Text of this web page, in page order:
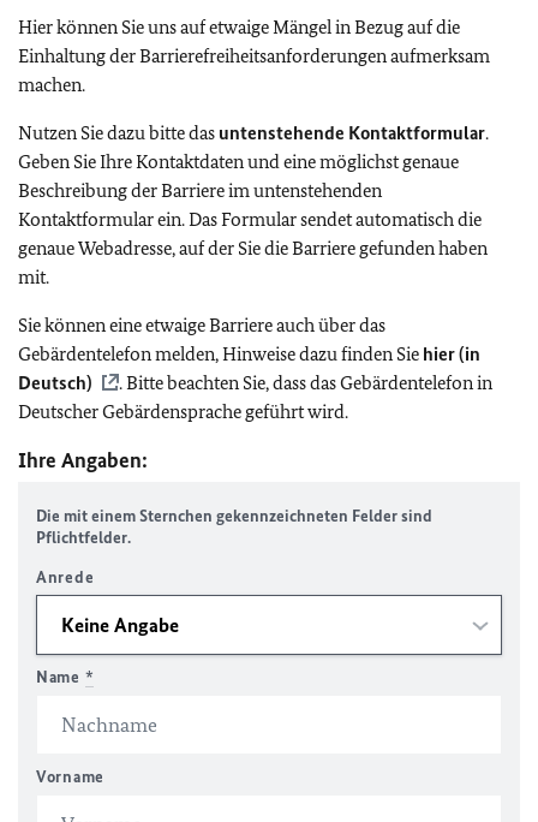
Hier können Sie uns auf etwaige Mängel in Bezug auf die
Einhaltung der Barrierefreiheitsanforderungen aufmerksam
machen.
Nutzen Sie dazu bitte das untenstehende Kontaktformular.
Geben Sie Ihre Kontaktdaten und eine möglichst genaue
Beschreibung der Barriere im untenstehenden
Kontaktformular ein. Das Formular sendet automatisch die
genaue Webadresse, auf der Sie die Barriere gefunden haben
mit.
Sie können eine etwaige Barriere auch über das
Gebärdentelefon melden, Hinweise dazu finden Sie hier (in
Deutsch)
. Bitte beachten Sie, dass das Gebärdentelefon in
Deutscher Gebärdensprache geführt wird.
Ihre Angaben:
Die mit einem Sternchen gekennzeichneten Felder sind
Pflichtfelder.
Anrede
Name *
Vorname